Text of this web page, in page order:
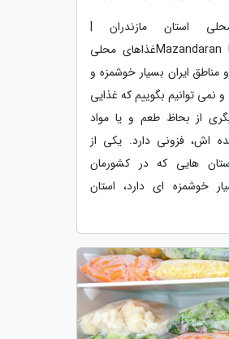
استان مازندران |
Mazandaran local foodغذاهای محلی
مناطق ایران بسیار خوشمزه و
نمی توانیم بگوییم که غذایی
از بحاظ طعم و یا مواد
اش، فزونی دارد. یکی از
هایی که در کشورمان
خوشمزه ای دارد، استان